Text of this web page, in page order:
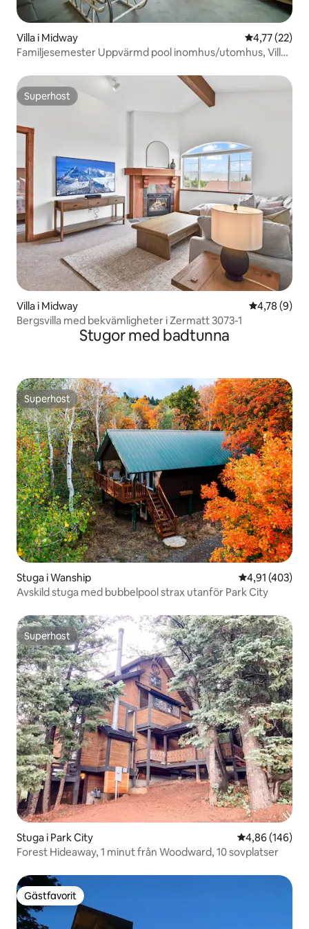
Villa i Midway 4,77 av 5 i
4,77 (22)
Familjesemester Uppvärmd pool inomhus/utomhus, Villa
Superhost
Superhost
Villa i Midway 4,78 av 5 i
4,78 (9)
Bergsvilla med bekvämligheter i Zermatt 3073-1
Stugor med badtunna
Superhost
Superhost
Stuga i Wanship 4,91 av 5 i
4,91 (403)
Avskild stuga med bubbelpool strax utanför Park City
Superhost
Superhost
Stuga i Park City 4,86 av 5 i
4,86 (146)
Forest Hideaway, 1 minut från Woodward, 10 sovplatser
Gästfavorit
Gästfavorit